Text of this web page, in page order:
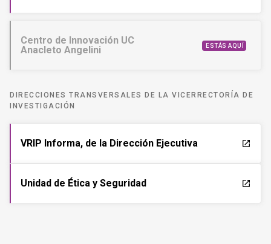
Centro de Innovación UC
Anacleto Angelini
ESTÁS AQUÍ
DIRECCIONES TRANSVERSALES DE LA VICERRECTORÍA DE
INVESTIGACIÓN
VRIP Informa, de la Dirección Ejecutiva launch
Unidad de Ética y Seguridad launch